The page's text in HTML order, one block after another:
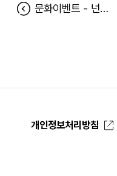
문화이벤트 - 넌센스2 당첨자
개인정보처리방침